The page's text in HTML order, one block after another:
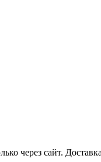
через сайт.